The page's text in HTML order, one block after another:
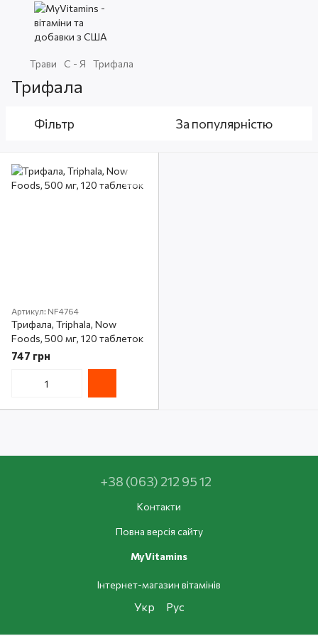
Трави С - Я Трифала
Трифала
Фільтр За популярністю
Артикул: NF4764
Трифала, Triphala, Now
Foods, 500 мг, 120 таблеток
747 грн
+38 (063) 212 95 12
Контакти
Повна версія сайту
MyVitamins
Інтернет-магазин вітамінів
Укр Рус